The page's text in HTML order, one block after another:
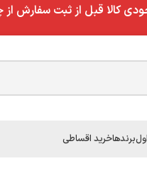
کالا قبل از ثبت سفارش از
برندهاخرید اقساطی